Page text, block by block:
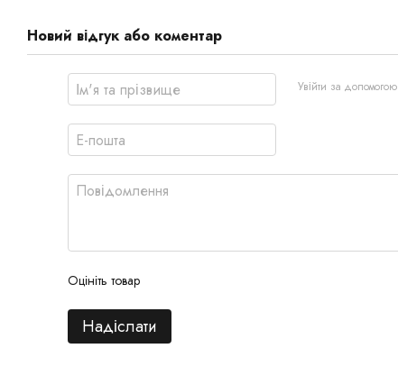
Новий відгук або коментар
Увійти за допомогою
Оцініть товар
Надіслати